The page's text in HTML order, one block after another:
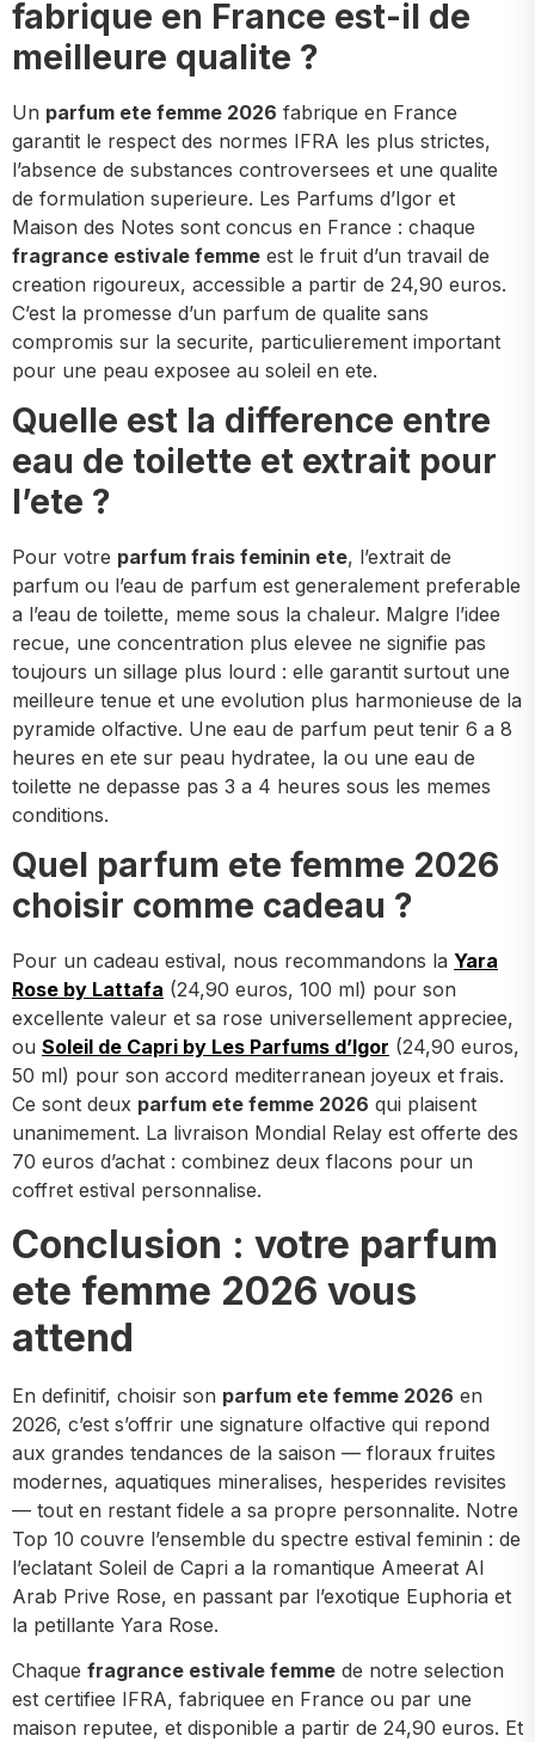
fabrique en France est-il de
meilleure qualite ?
Un parfum ete femme 2026 fabrique en France
garantit le respect des normes IFRA les plus strictes,
l’absence de substances controversees et une qualite
de formulation superieure. Les Parfums d’Igor et
Maison des Notes sont concus en France : chaque
fragrance estivale femme est le fruit d’un travail de
creation rigoureux, accessible a partir de 24,90 euros.
C’est la promesse d’un parfum de qualite sans
compromis sur la securite, particulierement important
pour une peau exposee au soleil en ete.
Quelle est la difference entre
eau de toilette et extrait pour
l’ete ?
Pour votre parfum frais feminin ete, l’extrait de
parfum ou l’eau de parfum est generalement preferable
a l’eau de toilette, meme sous la chaleur. Malgre l’idee
recue, une concentration plus elevee ne signifie pas
toujours un sillage plus lourd : elle garantit surtout une
meilleure tenue et une evolution plus harmonieuse de la
pyramide olfactive. Une eau de parfum peut tenir 6 a 8
heures en ete sur peau hydratee, la ou une eau de
toilette ne depasse pas 3 a 4 heures sous les memes
conditions.
Quel parfum ete femme 2026
choisir comme cadeau ?
Pour un cadeau estival, nous recommandons la Yara
Rose by Lattafa (24,90 euros, 100 ml) pour son
excellente valeur et sa rose universellement appreciee,
ou Soleil de Capri by Les Parfums d’Igor (24,90 euros,
50 ml) pour son accord mediterranean joyeux et frais.
Ce sont deux parfum ete femme 2026 qui plaisent
unanimement. La livraison Mondial Relay est offerte des
70 euros d’achat : combinez deux flacons pour un
coffret estival personnalise.
Conclusion : votre parfum
ete femme 2026 vous
attend
En definitif, choisir son parfum ete femme 2026 en
2026, c’est s’offrir une signature olfactive qui repond
aux grandes tendances de la saison — floraux fruites
modernes, aquatiques mineralises, hesperides revisites
— tout en restant fidele a sa propre personnalite. Notre
Top 10 couvre l’ensemble du spectre estival feminin : de
l’eclatant Soleil de Capri a la romantique Ameerat Al
Arab Prive Rose, en passant par l’exotique Euphoria et
la petillante Yara Rose.
Chaque fragrance estivale femme de notre selection
est certifiee IFRA, fabriquee en France ou par une
maison reputee, et disponible a partir de 24,90 euros. Et